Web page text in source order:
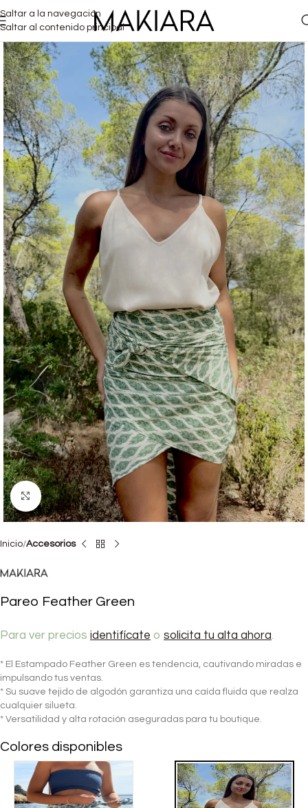
Saltar a la navegación
Saltar al contenido principal
Haga clic para ampliar
Inicio Accesorios
Pareo Feather Green
Para ver precios identifícate o solicita tu alta ahora.
* El Estampado Feather Green es tendencia, cautivando miradas e
impulsando tus ventas.
* Su suave tejido de algodón garantiza una caída fluida que realza
cualquier silueta.
* Versatilidad y alta rotación aseguradas para tu boutique.
Colores disponibles